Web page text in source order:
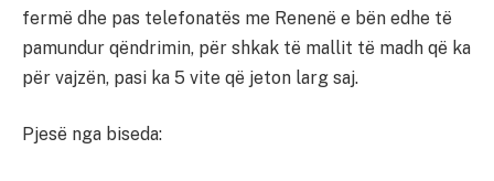
fermë dhe pas telefonatës me Renenë e bën edhe të
pamundur qëndrimin, për shkak të mallit të madh që ka
për vajzën, pasi ka 5 vite që jeton larg saj.
Pjesë nga biseda: